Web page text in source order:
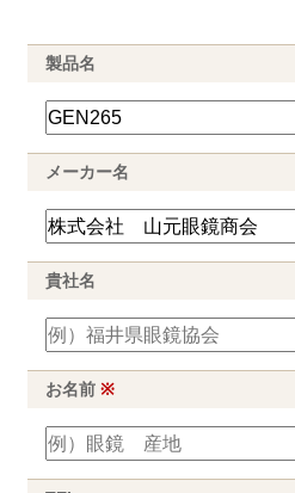
製品名
メーカー名
貴社名
お名前※